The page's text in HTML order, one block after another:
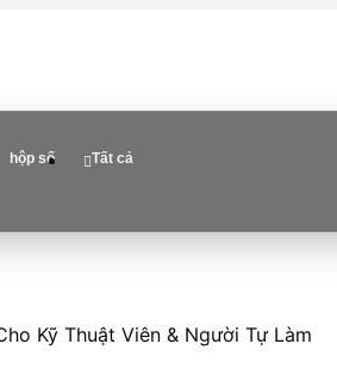
hộp số Tất cả
Kỹ Thuật Viên & Người Tự Làm